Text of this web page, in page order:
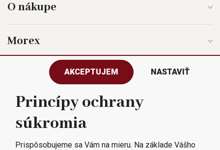
O nákupe
Morex
Sledujte nás
Všetky práva vyhradené © 2023
Morex, spol. s r.o.
AKCEPTUJEM NASTAVIŤ
Princípy ochrany
súkromia
Prispôsobujeme sa Vám na mieru. Na základe Vášho